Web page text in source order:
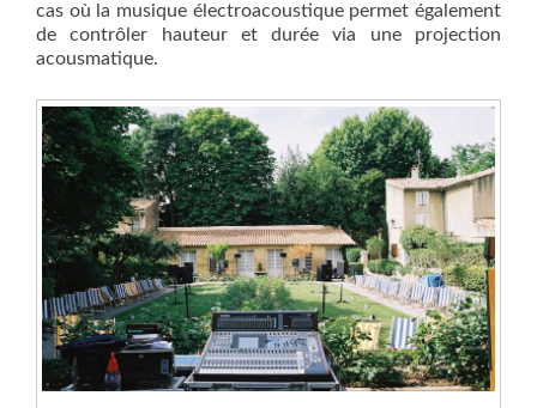
cas où la musique électroacoustique permet également
de contrôler hauteur et durée via une projection
acousmatique.